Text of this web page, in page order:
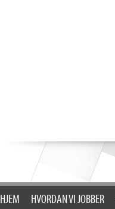
HJEM HVORDAN VI JOBBER